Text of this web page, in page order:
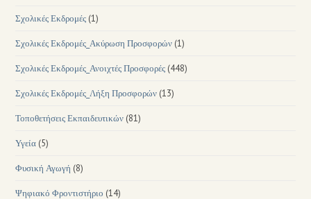
Σχολικές Εκδρομές (1)
Σχολικές Εκδρομές_Ακύρωση Προσφορών (1)
Σχολικές Εκδρομές_Ανοιχτές Προσφορές (448)
Σχολικές Εκδρομές_Λήξη Προσφορών (13)
Τοποθετήσεις Εκπαιδευτικών (81)
Υγεία (5)
Φυσική Αγωγή (8)
Ψηφιακό Φροντιστήριο (14)